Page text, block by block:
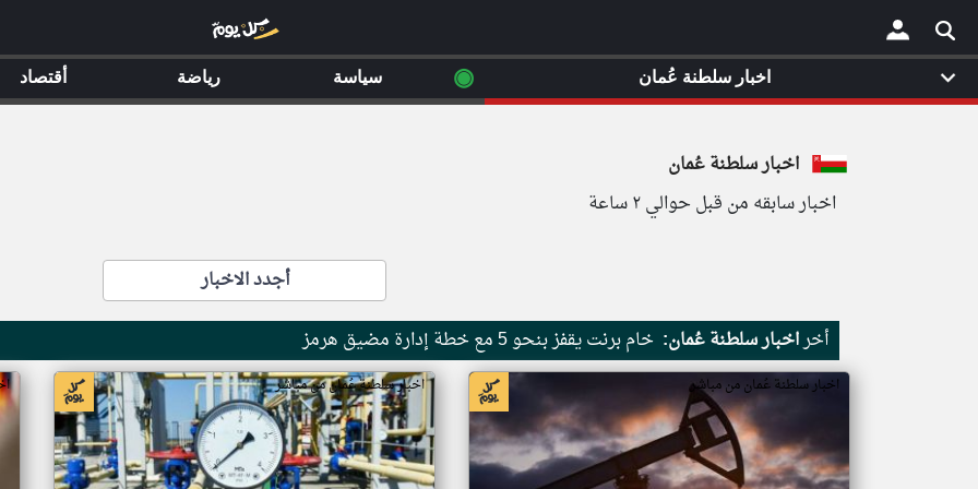
×
اخبار سلطنة عُمان
اخبار سابقه من قبل حوالي ٢ ساعة
أجدد الاخبار
أخراخبار سلطنة عُمان: خام برنت يقفز بنحو 5 مع خطة إدارة مضيق هرمز
اخبار سلطنة عُمان من مباشر اخبار سلطنة عُمان من مباشر
اخبار سلطنة عُمان ◉ سياسة رياضة أقتصاد